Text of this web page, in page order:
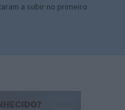
a subir no primeiro